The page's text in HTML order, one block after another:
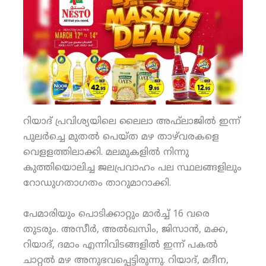
റിയാദ് പ്രവിശ്യയിലെ ലൈലാ അഫ്‌ലാജില്‍ ഇന്ന്
പുലര്‍ച്ചെ മുതല്‍ പെയ്ത മഴ താഴ്‌വരകളെ
വെളളത്തിലാക്കി. മലമുകളില്‍ നിന്നു
കുത്തിയൊലിച്ച ജലപ്രവാഹം പല സ്ഥലങ്ങളിലും
റോഡുഗതാഗതം താറുമാറാക്കി.
പേമാരിയും പൊടിക്കാറ്റും മാര്‍ച്ച് 16 വരെ
തുടരും. അസീര്‍, അല്‍ഖസിം, ജിസാന്‍, മക്ക,
റിയാദ്, ദമാം എന്നിവിടങ്ങളില്‍ ഇന്ന് പകല്‍
ചാറ്റല്‍ മഴ അനുഭവപ്പെട്ടിരുന്നു. റിയാദ്, മദീന,